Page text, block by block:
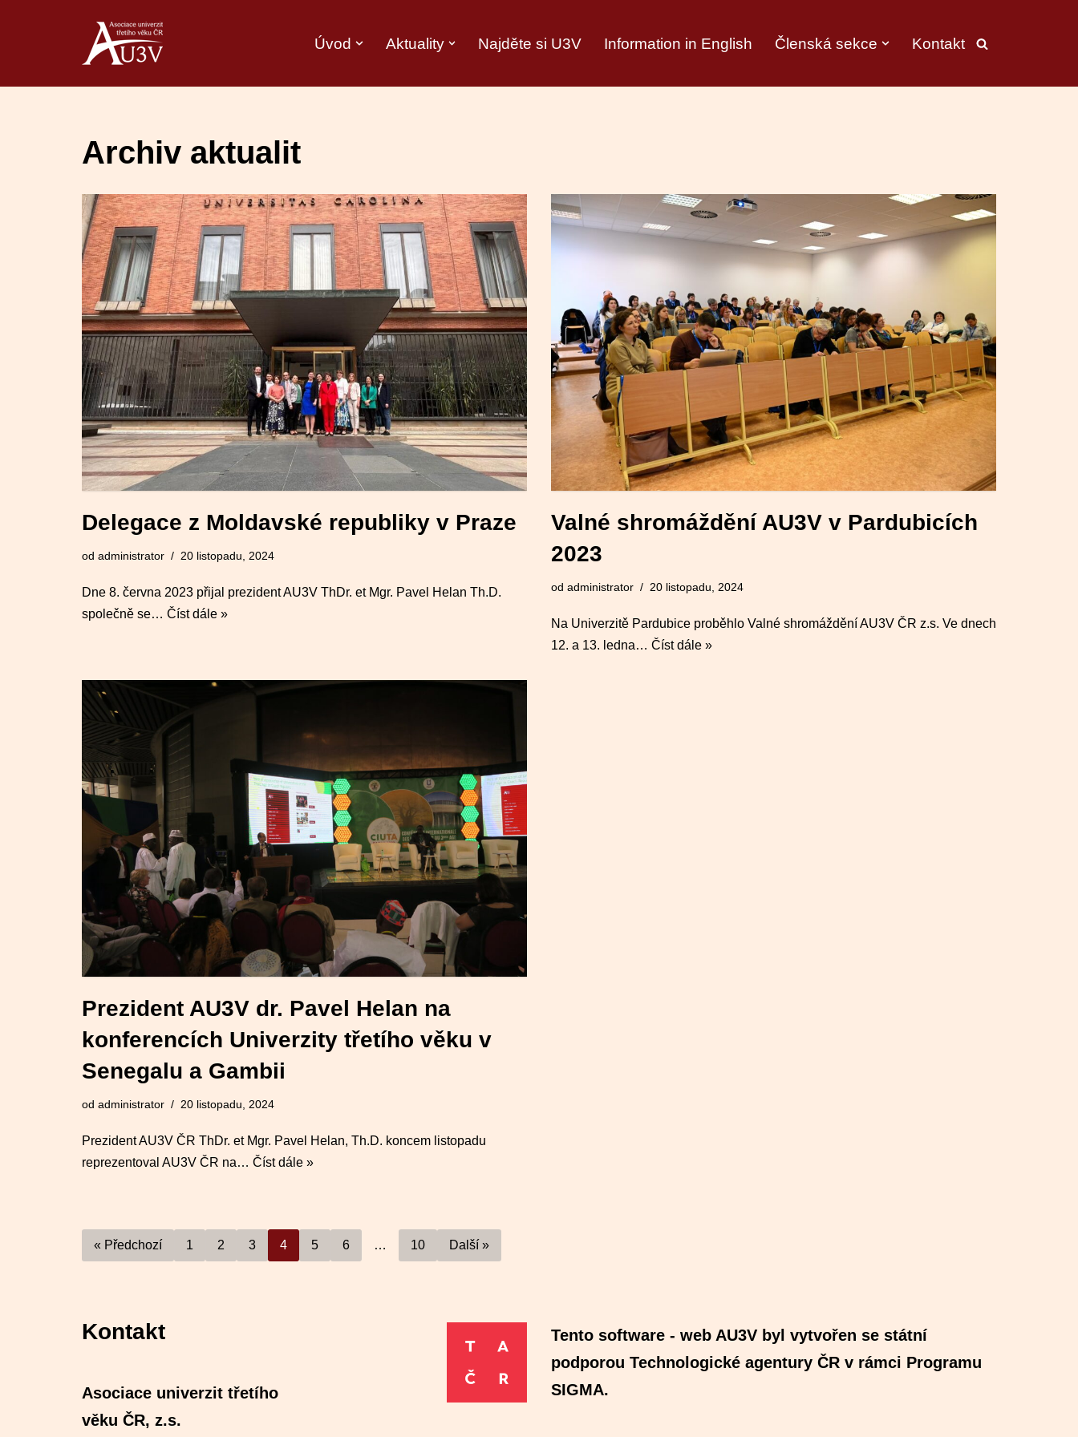
obsah
Úvod Aktuality Najděte si U3V Information in English Členská sekce Kontakt
Archiv aktualit
Delegace z Moldavské republiky v Praze
od administrator 20 listopadu, 2024
Dne 8. června 2023 přijal prezident AU3V ThDr. et Mgr. Pavel Helan Th.D.
společně se… Číst dále »
Valné shromáždění AU3V v Pardubicích
2023
od administrator 20 listopadu, 2024
Na Univerzitě Pardubice proběhlo Valné shromáždění AU3V ČR z.s. Ve dnech
12. a 13. ledna… Číst dále »
Prezident AU3V dr. Pavel Helan na
konferencích Univerzity třetího věku v
Senegalu a Gambii
od administrator 20 listopadu, 2024
Prezident AU3V ČR ThDr. et Mgr. Pavel Helan, Th.D. koncem listopadu
reprezentoval AU3V ČR na… Číst dále »
« Předchozí 1 2 3 4 5 6 … 10 Další »
Kontakt
Asociace univerzit třetího
věku ČR, z.s.
Tento software - web AU3V byl vytvořen se státní
podporou Technologické agentury ČR v rámci Programu
SIGMA.